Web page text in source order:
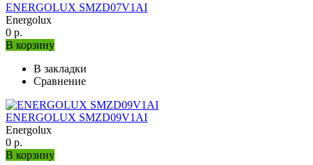
ENERGOLUX SMZD07V1AI
Energolux
0 р.
В корзину
В закладки
Сравнение
ENERGOLUX SMZD09V1AI
Energolux
0 р.
В корзину